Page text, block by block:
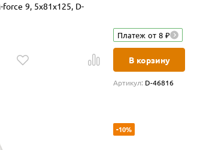
9, 5x81x125, D-
Платеж от 8 ₽
В корзину
Артикул: D-46816
-10%